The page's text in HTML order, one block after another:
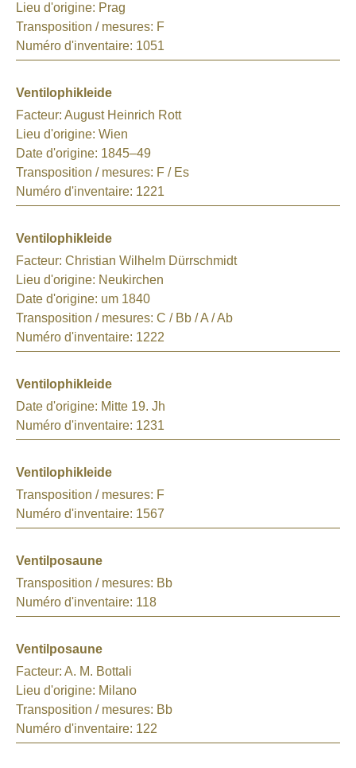
Lieu d'origine: Prag
Transposition / mesures: F
Numéro d'inventaire: 1051
Ventilophikleide
Facteur: August Heinrich Rott
Lieu d'origine: Wien
Date d'origine: 1845–49
Transposition / mesures: F / Es
Numéro d'inventaire: 1221
Ventilophikleide
Facteur: Christian Wilhelm Dürrschmidt
Lieu d'origine: Neukirchen
Date d'origine: um 1840
Transposition / mesures: C / Bb / A / Ab
Numéro d'inventaire: 1222
Ventilophikleide
Date d'origine: Mitte 19. Jh
Numéro d'inventaire: 1231
Ventilophikleide
Transposition / mesures: F
Numéro d'inventaire: 1567
Ventilposaune
Transposition / mesures: Bb
Numéro d'inventaire: 118
Ventilposaune
Facteur: A. M. Bottali
Lieu d'origine: Milano
Transposition / mesures: Bb
Numéro d'inventaire: 122